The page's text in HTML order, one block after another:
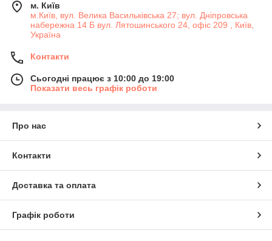
м. Київ
м.Київ, вул. Велика Васильківська 27; вул. Дніпровська
набережна 14 Б вул. Лятошинського 24, офіс 209 , Київ,
Україна
Контакти
Сьогодні працює з 10:00 до 19:00
Показати весь графік роботи
Про нас
Контакти
Доставка та оплата
Графік роботи